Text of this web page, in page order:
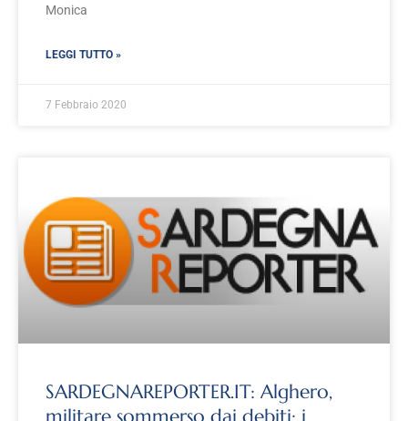
Monica
LEGGI TUTTO »
7 Febbraio 2020
SARDEGNAREPORTER.IT: Alghero,